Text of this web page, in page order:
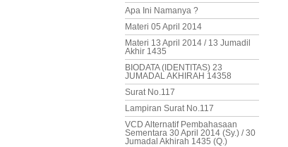
Apa Ini Namanya ?
Materi 05 April 2014
Materi 13 April 2014 / 13 Jumadil
Akhir 1435
BIODATA (IDENTITAS) 23
JUMADAL AKHIRAH 14358
Surat No.117
Lampiran Surat No.117
VCD Alternatif Pembahasaan
Sementara 30 April 2014 (Sy.) / 30
Jumadal Akhirah 1435 (Q.)